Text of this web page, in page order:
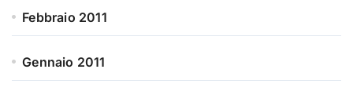
Febbraio 2011
Gennaio 2011